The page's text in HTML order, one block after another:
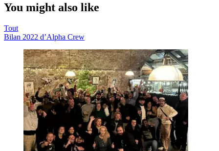
You might also like
Tout
Bilan 2022 d’Alpha Crew